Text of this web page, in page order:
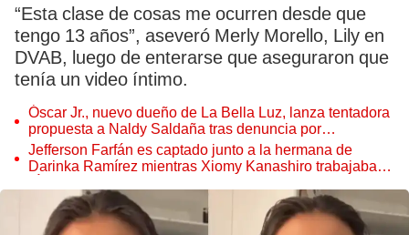
“Esta clase de cosas me ocurren desde que
tengo 13 años”, aseveró Merly Morello, Lily en
DVAB, luego de enterarse que aseguraron que
tenía un video íntimo.
Óscar Jr., nuevo dueño de La Bella Luz, lanza tentadora
propuesta a Naldy Saldaña tras denuncia por
tocamientos
Jefferson Farfán es captado junto a la hermana de
Darinka Ramírez mientras Xiomy Kanashiro trabajaba: